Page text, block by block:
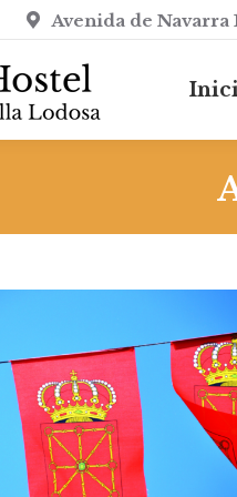
Avenida de Navarra